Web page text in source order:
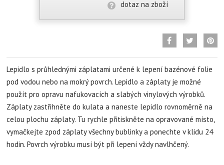
dotaz na zboží
Lepidlo s průhlednými záplatami určené k lepení bazénové folie
pod vodou nebo na mokrý povrch. Lepidlo a záplaty je možné
použít pro opravu nafukovacích a slabých vinylových výrobků.
Záplaty zastřihněte do kulata a naneste lepidlo rovnoměrně na
celou plochu záplaty. Tu rychle přitiskněte na opravované místo,
vymačkejte zpod záplaty všechny bublinky a ponechte v klidu 24
hodin. Povrch výrobku musí být při lepení vždy navlhčený.